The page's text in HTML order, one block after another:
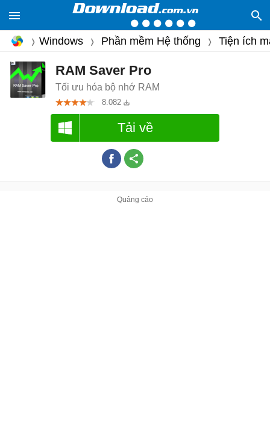
Windows Phần mềm Hệ thống Tiện ích
RAM Saver Pro
Tối ưu hóa bộ nhớ RAM
8.082
Tải về